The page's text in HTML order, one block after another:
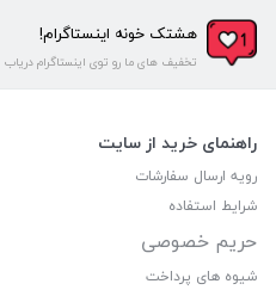
هشتک خونه اینستاگرام!
تخفیف های ما رو توی اینستاگرام دریاب
راهنمای خرید از سایت
رویه ارسال سفارشات
شرایط استفاده
حریم خصوصی
شیوه های پرداخت